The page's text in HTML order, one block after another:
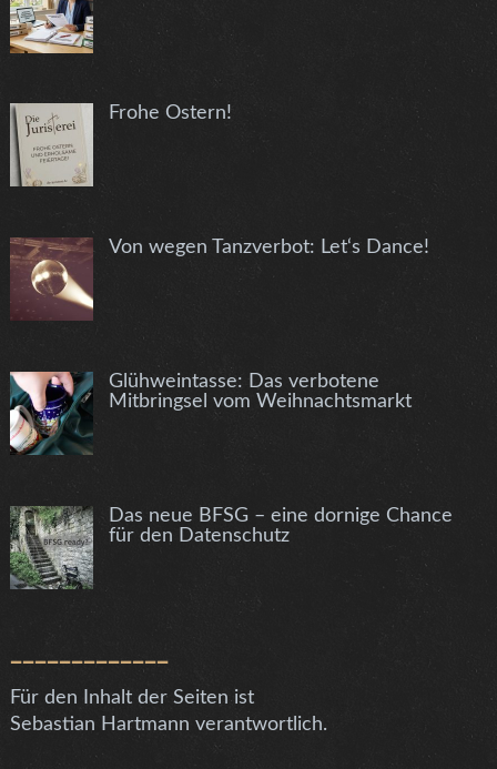
Frohe Ostern!
Von wegen Tanzverbot: Let‘s Dance!
Glühweintasse: Das verbotene
Mitbringsel vom Weihnachtsmarkt
Das neue BFSG – eine dornige Chance
für den Datenschutz
Für den Inhalt der Seiten ist
Sebastian Hartmann verantwortlich.